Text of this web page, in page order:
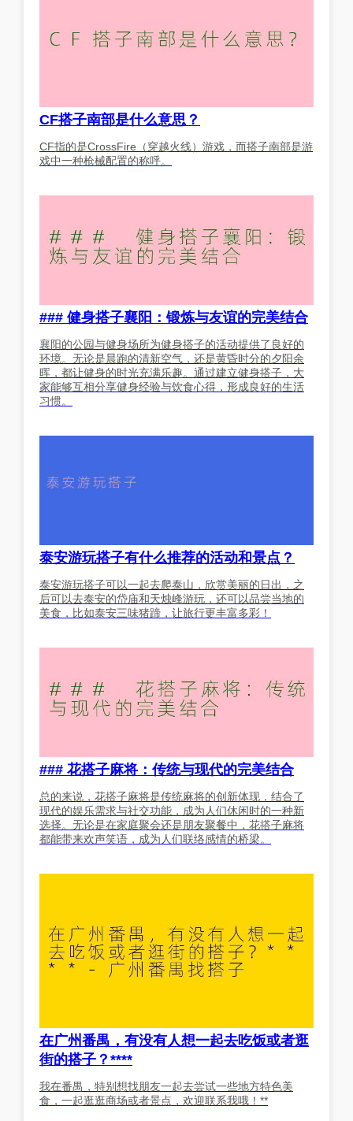
CF搭子南部是什么意思？
CF指的是CrossFire（穿越火线）游戏，而搭子南部是游
戏中一种枪械配置的称呼。
### 健身搭子襄阳：锻炼与友谊的完美结合
襄阳的公园与健身场所为健身搭子的活动提供了良好的
环境。无论是晨跑的清新空气，还是黄昏时分的夕阳余
晖，都让健身的时光充满乐趣。通过建立健身搭子，大
家能够互相分享健身经验与饮食心得，形成良好的生活
习惯。
泰安游玩搭子有什么推荐的活动和景点？
泰安游玩搭子可以一起去爬泰山，欣赏美丽的日出，之
后可以去泰安的岱庙和天烛峰游玩，还可以品尝当地的
美食，比如泰安三味猪蹄，让旅行更丰富多彩！
### 花搭子麻将：传统与现代的完美结合
总的来说，花搭子麻将是传统麻将的创新体现，结合了
现代的娱乐需求与社交功能，成为人们休闲时的一种新
选择。无论是在家庭聚会还是朋友聚餐中，花搭子麻将
都能带来欢声笑语，成为人们联络感情的桥梁。
在广州番禺，有没有人想一起去吃饭或者逛
街的搭子？****
我在番禺，特别想找朋友一起去尝试一些地方特色美
食，一起逛逛商场或者景点，欢迎联系我哦！**